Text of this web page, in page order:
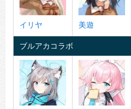
イリヤ 美遊
ブルアカコラボ